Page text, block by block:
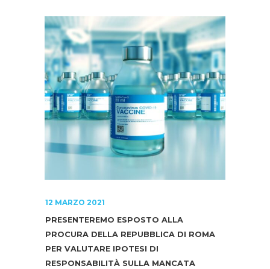
12 MARZO 2021
PRESENTEREMO ESPOSTO ALLA
PROCURA DELLA REPUBBLICA DI ROMA
PER VALUTARE IPOTESI DI
RESPONSABILITÀ SULLA MANCATA